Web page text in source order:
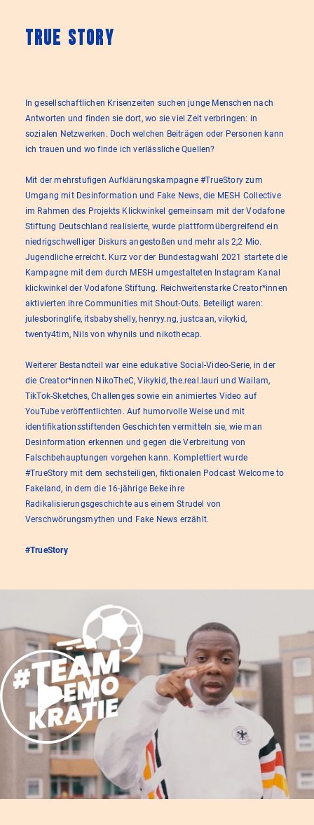
TRUE STORY
In gesellschaftlichen Krisenzeiten suchen junge Menschen nach
Antworten und finden sie dort, wo sie viel Zeit verbringen: in
sozialen Netzwerken. Doch welchen Beiträgen oder Personen kann
ich trauen und wo finde ich verlässliche Quellen?
Mit der mehrstufigen Aufklärungskampagne #TrueStory zum
Umgang mit Desinformation und Fake News, die MESH Collective
im Rahmen des Projekts Klickwinkel gemeinsam mit der Vodafone
Stiftung Deutschland realisierte, wurde plattformübergreifend ein
niedrigschwelliger Diskurs angestoßen und mehr als 2,2 Mio.
Jugendliche erreicht. Kurz vor der Bundestagwahl 2021 startete die
Kampagne mit dem durch MESH umgestalteten Instagram Kanal
klickwinkel der Vodafone Stiftung. Reichweitenstarke Creator*innen
aktivierten ihre Communities mit Shout-Outs. Beteiligt waren:
julesboringlife, itsbabyshelly, henryy.ng, justcaan, vikykid,
twenty4tim, Nils von whynils und nikothecap.
Weiterer Bestandteil war eine edukative Social-Video-Serie, in der
die Creator*innen NikoTheC, Vikykid, the.real.lauri und Wailam,
TikTok-Sketches, Challenges sowie ein animiertes Video auf
YouTube veröffentlichten. Auf humorvolle Weise und mit
identifikationsstiftenden Geschichten vermitteln sie, wie man
Desinformation erkennen und gegen die Verbreitung von
Falschbehauptungen vorgehen kann. Komplettiert wurde
#TrueStory mit dem sechsteiligen, fiktionalen Podcast Welcome to
Fakeland, in dem die 16-jährige Beke ihre
Radikalisierungsgeschichte aus einem Strudel von
Verschwörungsmythen und Fake News erzählt.
#TrueStory